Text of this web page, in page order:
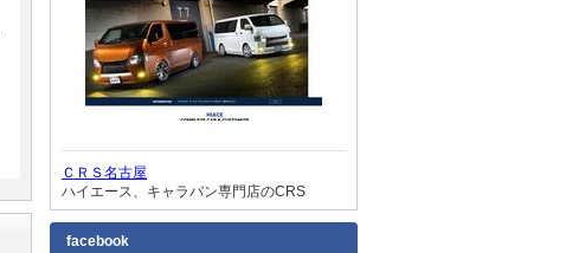
ＣＲＳ名古屋
ハイエース、キャラバン専門店のCRS
facebook